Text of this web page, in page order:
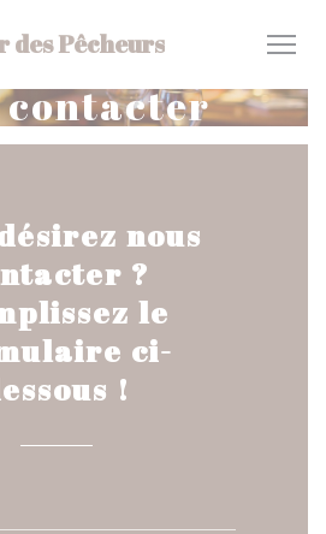
des Pêcheurs
contacter
nous
?
le
ci-
!